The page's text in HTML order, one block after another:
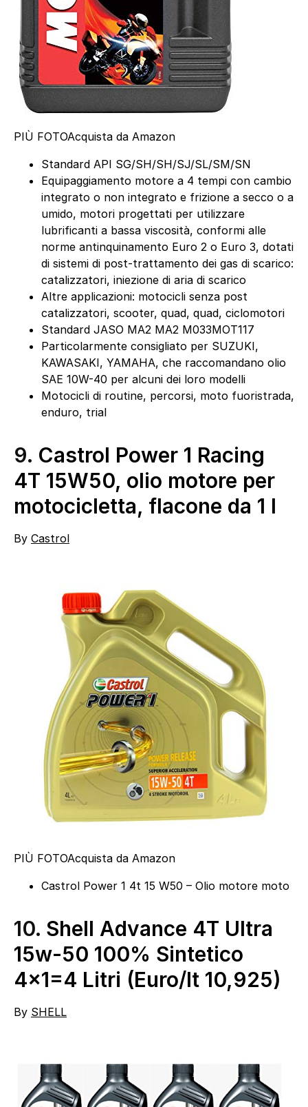
PIÙ FOTOAcquista da Amazon
Standard API SG/SH/SH/SJ/SL/SM/SN
Equipaggiamento motore a 4 tempi con cambio
integrato o non integrato e frizione a secco o a
umido, motori progettati per utilizzare
lubrificanti a bassa viscosità, conformi alle
norme antinquinamento Euro 2 o Euro 3, dotati
di sistemi di post-trattamento dei gas di scarico:
catalizzatori, iniezione di aria di scarico
Altre applicazioni: motocicli senza post
catalizzatori, scooter, quad, quad, ciclomotori
Standard JASO MA2 MA2 M033MOT117
Particolarmente consigliato per SUZUKI,
KAWASAKI, YAMAHA, che raccomandano olio
SAE 10W-40 per alcuni dei loro modelli
Motocicli di routine, percorsi, moto fuoristrada,
enduro, trial
9. Castrol Power 1 Racing
4T 15W50, olio motore per
motocicletta, flacone da 1 l
By Castrol
PIÙ FOTOAcquista da Amazon
Castrol Power 1 4t 15 W50 – Olio motore moto
10. Shell Advance 4T Ultra
15w-50 100% Sintetico
4×1=4 Litri (Euro/lt 10,925)
By SHELL